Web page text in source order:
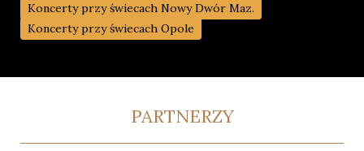
Koncerty przy świecach Nowy Dwór Maz.
Koncerty przy świecach Opole
PARTNERZY